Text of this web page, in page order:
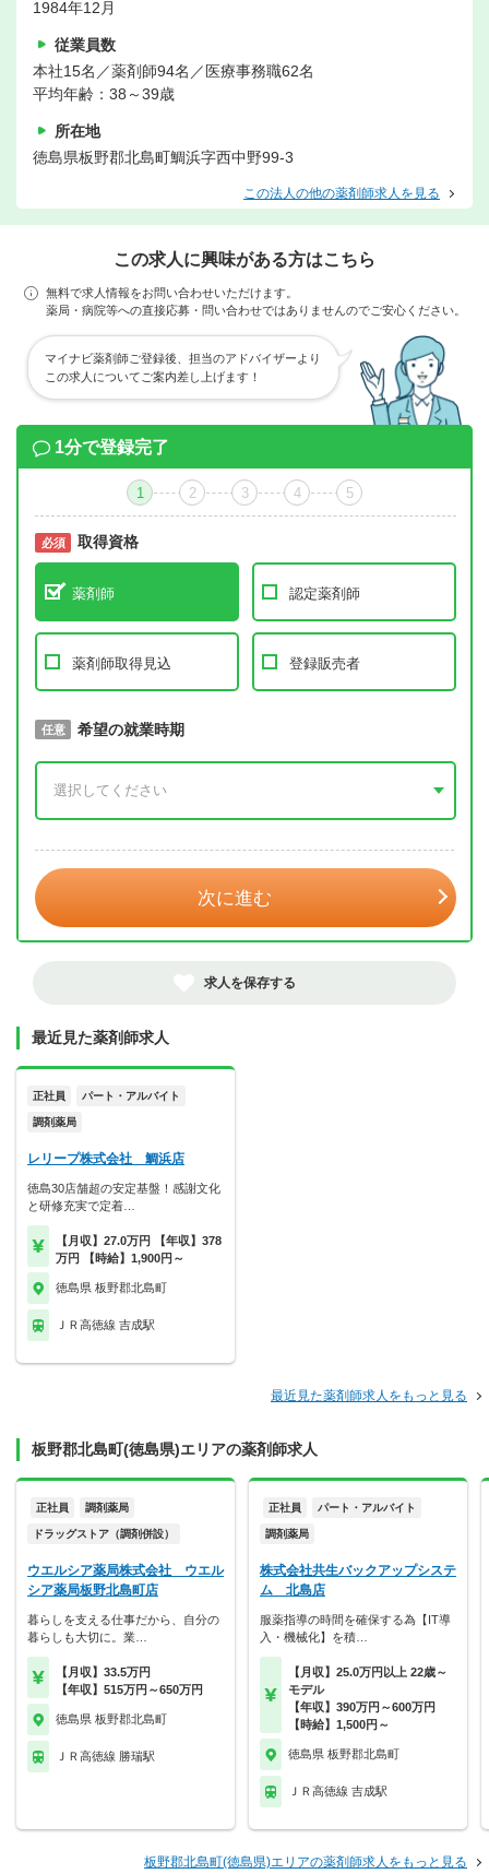
1984年12月
従業員数
本社15名／薬剤師94名／医療事務職62名
平均年齢：38～39歳
所在地
徳島県板野郡北島町鯛浜字西中野99-3
この法人の他の薬剤師求人を見る
この求人に興味がある方はこちら
無料で求人情報をお問い合わせいただけます。
薬局・病院等への直接応募・問い合わせではありませんのでご安心ください。
マイナビ薬剤師ご登録後、担当のアドバイザーより
この求人についてご案内差し上げます！
1分で登録完了
1 2 3 4 5
必須 取得資格
薬剤師 認定薬剤師
薬剤師取得見込 登録販売者
必須 取得予定年
任意 希望の就業時期
次に進む
求人を保存する
最近見た薬剤師求人
正社員 パート・アルバイト
調剤薬局
レリープ株式会社 鯛浜店
徳島30店舗超の安定基盤！感謝文化
と研修充実で定着…
【月収】27.0万円 【年収】378
万円 【時給】1,900円～
徳島県 板野郡北島町
ＪＲ高徳線 吉成駅
最近見た薬剤師求人をもっと見る
板野郡北島町(徳島県)エリアの薬剤師求人
正社員 調剤薬局
ドラッグストア（調剤併設）
ウエルシア薬局株式会社 ウエル
シア薬局板野北島町店
暮らしを支える仕事だから、自分の
暮らしも大切に。業…
【月収】33.5万円
【年収】515万円～650万円
徳島県 板野郡北島町
ＪＲ高徳線 勝瑞駅
正社員 パート・アルバイト
調剤薬局
株式会社共生バックアップシステ
ム 北島店
服薬指導の時間を確保する為【IT導
入・機械化】を積…
【月収】25.0万円以上 22歳～
モデル
【年収】390万円～600万円
【時給】1,500円～
徳島県 板野郡北島町
ＪＲ高徳線 吉成駅
板野郡北島町(徳島県)エリアの薬剤師求人をもっと見る